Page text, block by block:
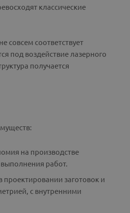
классические
совсем соответствует
под воздействие лазерного
получается
на производстве
работ.
проектировании заготовок и
с внутренними